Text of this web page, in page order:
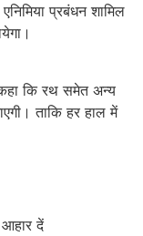
प्रबंधन शामिल
कि रथ समेत अन्य
ताकि हर हाल में
दें